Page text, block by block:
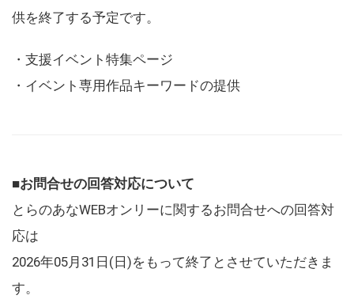
供を終了する予定です。
・支援イベント特集ページ
・イベント専用作品キーワードの提供
■お問合せの回答対応について
とらのあなWEBオンリーに関するお問合せへの回答対
応は
2026年05月31日(日)をもって終了とさせていただきま
す。